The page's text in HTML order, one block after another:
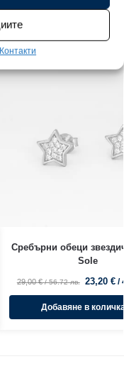
Контакти
Сребърни обеци
Sole
29,00€ / 56.72 лв. 23,20 € /
Добавяне в